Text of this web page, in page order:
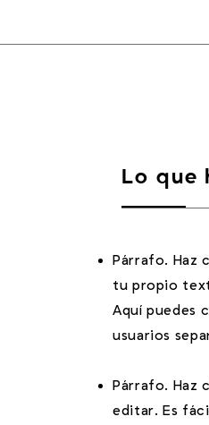
Lo que
Párrafo. Haz
tu propio
Aquí puedes
usuarios
Párrafo. Haz
editar. Es